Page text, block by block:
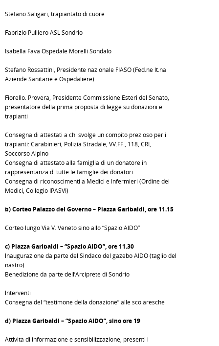
Stefano Saligari, trapiantato di cuore
Fabrizio Pulliero ASL Sondrio
Isabella Fava Ospedale Morelli Sondalo
Stefano Rossattini, Presidente nazionale FIASO (Fed.ne It.na
Aziende Sanitarie e Ospedaliere)
Fiorello. Provera, Presidente Commissione Esteri del Senato,
presentatore della prima proposta di legge su donazioni e
trapianti
Consegna di attestati a chi svolge un compito prezioso per i
trapianti: Carabinieri, Polizia Stradale, VV.FF., 118, CRI,
Soccorso Alpino
Consegna di attestato alla famiglia di un donatore in
rappresentanza di tutte le famiglie dei donatori
Consegna di riconoscimenti a Medici e Infermieri (Ordine dei
Medici, Collegio IPASVI)
b) Corteo Palazzo del Governo – Piazza Garibaldi, ore 11.15
Corteo lungo Via V. Veneto sino allo “Spazio AIDO”
c) Piazza Garibaldi – “Spazio AIDO”, ore 11.30
lnaugurazione da parte del Sindaco del gazebo AIDO (taglio del
nastro)
Benedizione da parte dell’Arciprete di Sondrio
lnterventi
Consegna del “testimone della donazione” alle scolaresche
d) Piazza Garibaldi – “Spazio AIDO”, sino ore 19
Attività di informazione e sensibilizzazione, presenti i